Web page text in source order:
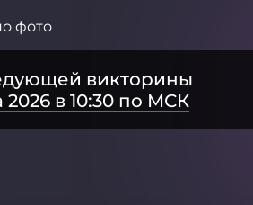
фото
викторины
2026 в 10:30 по МСК